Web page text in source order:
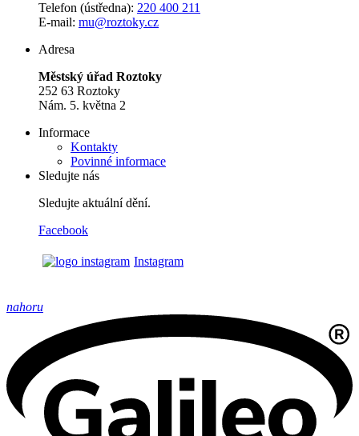
Telefon (ústředna): 220 400 211
E-mail: mu@roztoky.cz
Adresa
Městský úřad Roztoky
252 63 Roztoky
Nám. 5. května 2
Informace
Kontakty
Povinné informace
Sledujte nás
Sledujte aktuální dění.
Facebook
Instagram
nahoru